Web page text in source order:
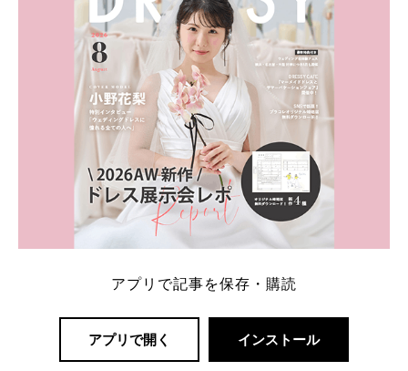
ング診断」か、体験型 […]
続きを読む
アプリで記事を保存・購読
アプリで開く インストール